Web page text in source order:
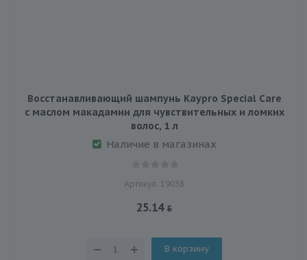
Восстанавливающий шампунь Kaypro Special Care
с маслом макадамии для чувствительных и ломких
волос, 1 л
Наличие в магазинах
Артикул: 19038
25.14
В корзину